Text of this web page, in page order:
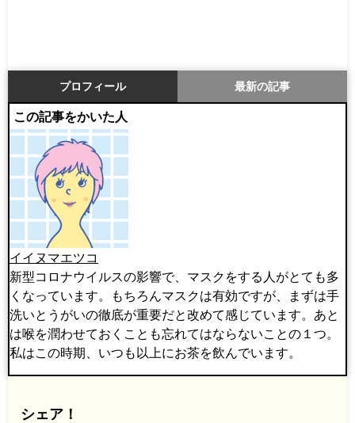
プロフィール 最新の記事
この記事をかいた人
イイヌマエツコ
新型コロナウイルスの影響で、マスクをする人がとても多
くなっています。もちろんマスクは有効ですが、まずは手
洗いとうがいの徹底が重要だと改めて感じています。あと
は喉を潤わせておくことも忘れてはならないことの１つ。
私はこの時期、いつも以上にお茶を飲んでいます。
シェア！